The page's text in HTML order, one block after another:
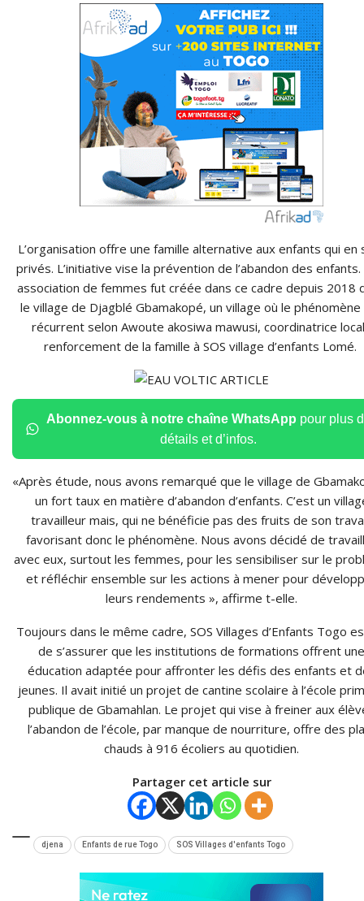
L’organisation offre une famille alternative aux enfants qui en
privés. L’initiative vise la prévention de l’abandon des enfants.
association de femmes fut créée dans ce cadre depuis 2018
le village de Djagblé Gbamakopé, un village où le
récurrent selon Awoute akosiwa mawusi, coordinatrice
renforcement de la famille à SOS village d’enfants Lomé.
Abonnez-vous à notre chaîne WhatsApp pour plus
détails et d’infos.
«Après étude, nous avons remarqué que le village de
un fort taux en matière d’abandon d’enfants. C’est un
travailleur mais, qui ne bénéficie pas des fruits de son
favorisant donc le phénomène. Nous avons décidé de
avec eux, surtout les femmes, pour les sensibiliser sur le
et réfléchir ensemble sur les actions à mener pour
leurs rendements », affirme t-elle.
Toujours dans le même cadre, SOS Villages d’Enfants Togo
de s’assurer que les institutions de formations offrent une
éducation adaptée pour affronter les défis des enfants et
jeunes. Il avait initié un projet de cantine scolaire à l’école
publique de Gbamahlan. Le projet qui vise à freiner aux
l’abandon de l’école, par manque de nourriture, offre des
chauds à 916 écoliers au quotidien.
Partager cet article sur
djena Enfants de rue Togo SOS Villages d'enfants Togo